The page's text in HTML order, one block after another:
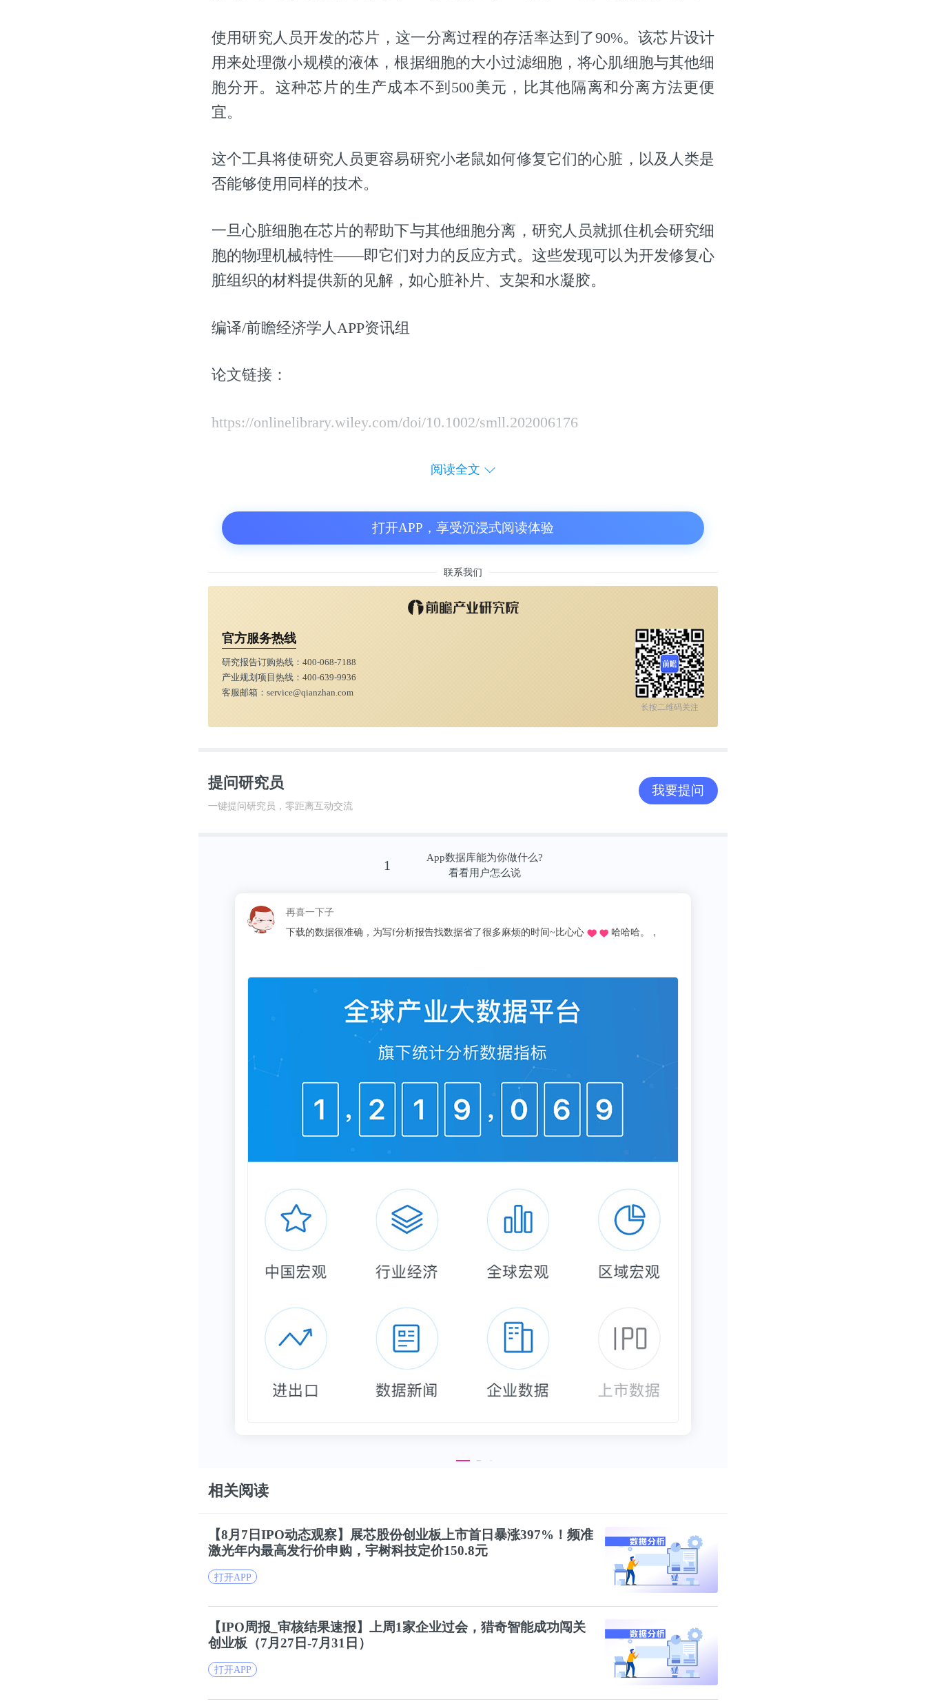
使用研究人员开发的芯片，这一分离过程的存活率达到了90%。该芯片设计
用来处理微小规模的液体，根据细胞的大小过滤细胞，将心肌细胞与其他细
胞分开。这种芯片的生产成本不到500美元，比其他隔离和分离方法更便
宜。
这个工具将使研究人员更容易研究小老鼠如何修复它们的心脏，以及人类是
否能够使用同样的技术。
一旦心脏细胞在芯片的帮助下与其他细胞分离，研究人员就抓住机会研究细
胞的物理机械特性——即它们对力的反应方式。这些发现可以为开发修复心
脏组织的材料提供新的见解，如心脏补片、支架和水凝胶。
编译/前瞻经济学人APP资讯组
论文链接：
https://onlinelibrary.wiley.com/doi/10.1002/smll.202006176
阅读全文
打开APP，享受沉浸式阅读体验
联系我们
官方服务热线
研究报告订购热线：400-068-7188
产业规划项目热线：400-639-9936
客服邮箱：service@qianzhan.com
长按二维码关注
提问研究员
一键提问研究员，零距离互动交流
我要提问
1
App数据库能为你做什么?
看看用户怎么说
下载的数据很准确，为写f分析报告找数据省了很多麻烦的时间~比心心
哈哈哈。，
同学推荐的o，不用去图书馆在宿舍就可以看文献写论文啦，再也不用早起去扒位
相关阅读
【8月7日IPO动态观察】展芯股份创业板上市首日暴涨397%！频准
激光年内最高发行价申购，宇树科技定价150.8元
打开APP
【IPO周报_审核结果速报】上周1家企业过会，猎奇智能成功闯关
创业板（7月27日-7月31日）
打开APP